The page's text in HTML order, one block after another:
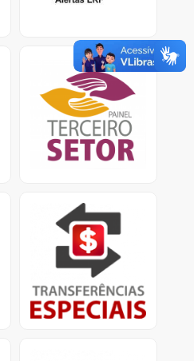
Painel Terceiro Setor
A plataforma apresenta
dados e informações
sobre os ajustes com
entidades do Terceiro
Setor.
Transferências Especiais
Apresenta informações
detalhadas sobre as
transferências especiais,
conhecidas como
emendas pix.<